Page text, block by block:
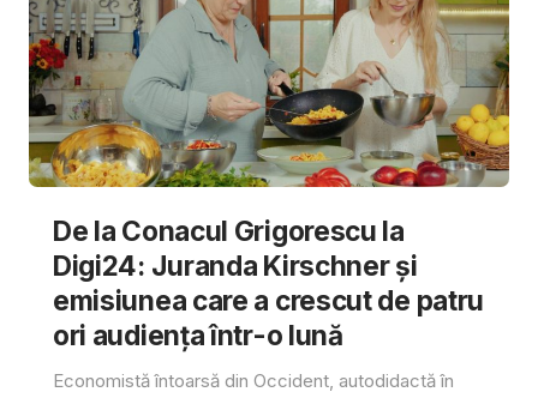
De la Conacul Grigorescu la
Digi24: Juranda Kirschner și
emisiunea care a crescut de patru
ori audiența într-o lună
Economistă întoarsă din Occident, autodidactă în